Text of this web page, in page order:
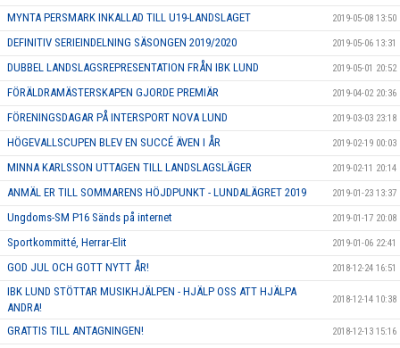
MYNTA PERSMARK INKALLAD TILL U19-LANDSLAGET 2019-05-08 13:50
DEFINITIV SERIEINDELNING SÄSONGEN 2019/2020 2019-05-06 13:31
DUBBEL LANDSLAGSREPRESENTATION FRÅN IBK LUND 2019-05-01 20:52
FÖRÄLDRAMÄSTERSKAPEN GJORDE PREMIÄR 2019-04-02 20:36
FÖRENINGSDAGAR PÅ INTERSPORT NOVA LUND 2019-03-03 23:18
HÖGEVALLSCUPEN BLEV EN SUCCÉ ÄVEN I ÅR 2019-02-19 00:03
MINNA KARLSSON UTTAGEN TILL LANDSLAGSLÄGER 2019-02-11 20:14
ANMÄL ER TILL SOMMARENS HÖJDPUNKT - LUNDALÄGRET 2019 2019-01-23 13:37
Ungdoms-SM P16 Sänds på internet 2019-01-17 20:08
Sportkommitté, Herrar-Elit 2019-01-06 22:41
GOD JUL OCH GOTT NYTT ÅR! 2018-12-24 16:51
IBK LUND STÖTTAR MUSIKHJÄLPEN - HJÄLP OSS ATT HJÄLPA
ANDRA!
2018-12-14 10:38
GRATTIS TILL ANTAGNINGEN! 2018-12-13 15:16